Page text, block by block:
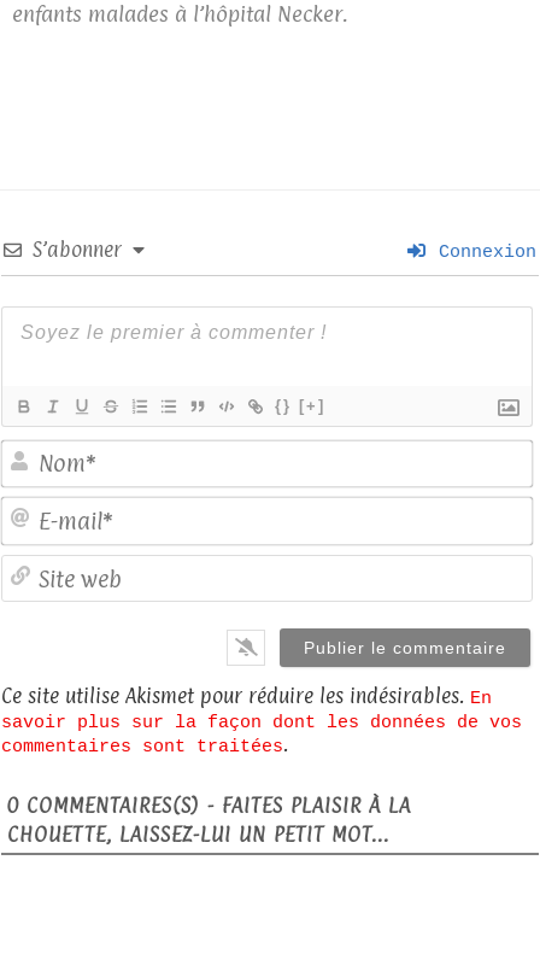
enfants malades à l’hôpital Necker.
S’abonner Connexion
{} [+]
Ce site utilise Akismet pour réduire les indésirables. En
savoir plus sur la façon dont les données de vos
commentaires sont traitées.
0 COMMENTAIRES(S) - FAITES PLAISIR À LA
CHOUETTE, LAISSEZ-LUI UN PETIT MOT...